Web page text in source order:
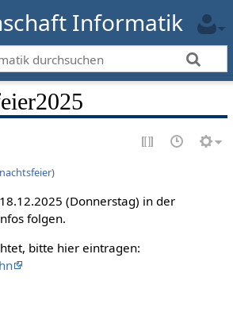
Informatik
)
(Donnerstag) in der
folgen.
bitte hier eintragen: